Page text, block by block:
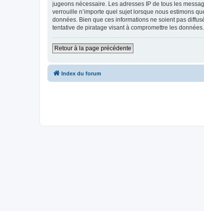
jugeons nécessaire. Les adresses IP de tous les
verrouille n’importe quel sujet lorsque nous estimons
données. Bien que ces informations ne soient pas
tentative de piratage visant à compromettre les données.
Retour à la page précédente
Index du forum